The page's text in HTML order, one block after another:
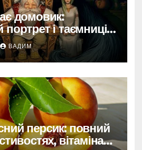
домовик:
портрет і таємниці
ВАДИМ
персик: повний
вітамінах і